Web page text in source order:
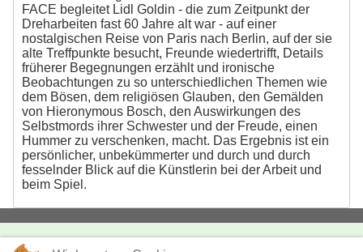
FACE begleitet Lidl Goldin - die zum Zeitpunkt der
Dreharbeiten fast 60 Jahre alt war - auf einer
nostalgischen Reise von Paris nach Berlin, auf der sie
alte Treffpunkte besucht, Freunde wiedertrifft, Details
früherer Begegnungen erzählt und ironische
Beobachtungen zu so unterschiedlichen Themen wie
dem Bösen, dem religiösen Glauben, den Gemälden
von Hieronymous Bosch, den Auswirkungen des
Selbstmords ihrer Schwester und der Freude, einen
Hummer zu verschenken, macht. Das Ergebnis ist ein
persönlicher, unbekümmerter und durch und durch
fesselnder Blick auf die Künstlerin bei der Arbeit und
beim Spiel.